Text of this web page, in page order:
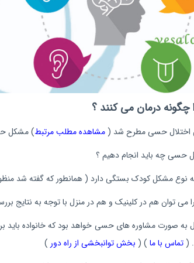
درمان می کنند ؟
اختلال حسی مطرح شد ( مشاهده مطلب مرتبط) مشکل
حسی چه باید انجام دهیم ؟
( همانطور که گفته شد منظور از کودک 0 الی 14 ساله است ) که ما عموماً با تکمیل فرم نمایه حسی 2 در
می توان هم در کلینیک و هم در منزل با توجه به نتایج
( تماس با ما ) ( بخش توانبخشی از راه دور )